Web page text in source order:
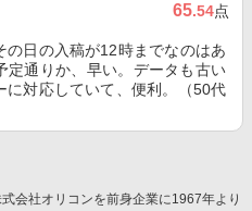
65.54点
の日の入稿が12時までなのはあ
定通りか、早い。データも古い
に対応していて、便利。（50代
会社オリコンを前身企業に1967年より